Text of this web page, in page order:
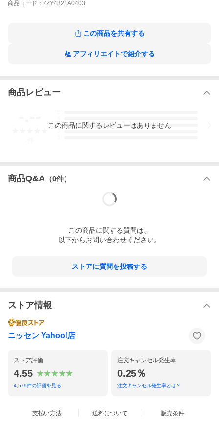
※商品は複数サイトで共有しており、システム
その際は、別途メールにてご案内させて頂きま
【カラー】グレイッシュピンク+オフホワイト/
ルー/ルビーレッド+ジュエルグリーン/ライトベ
ージュ+モカ/グレイッシュピンク+黒
【素材】品質＝レース部：ナイロン・ポリエス
品はございません。
【原産国】中国製
ネイビー+チェリーピンク
商品 コード： ZZY4321A0403
この商品を共有する
アフィリエイトで紹介する
商品レビュー
3
この商品に関するレビューはありません
商品Q&A （0件）
この商品に関する質問は、
以下からお問い合わせください。
ストアに質問を投稿する
ストア情報
ニッセン Yahoo!店
ストア評価
4.55
4,579件の評価を見る
注文キャンセル発生率
0.25％
注文キャンセル発生率とは？
支払い方法 送料について 販売条件